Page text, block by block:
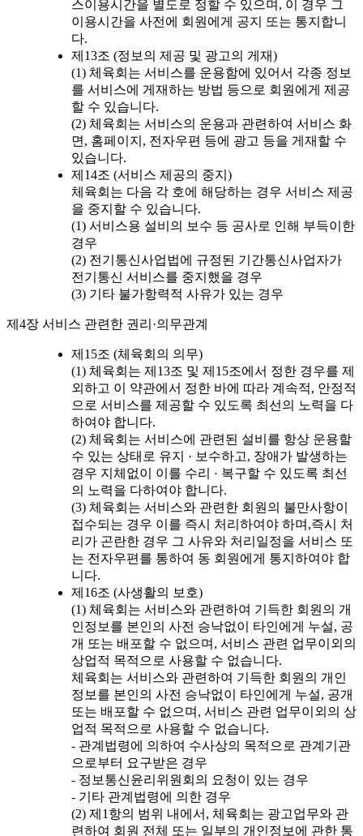
스이용시간을 별도로 정할 수 있으며, 이 경우 그
이용시간을 사전에 회원에게 공지 또는 통지합니
다.
제13조 (정보의 제공 및 광고의 게재)
(1) 체육회는 서비스를 운용함에 있어서 각종 정보
를 서비스에 게재하는 방법 등으로 회원에게 제공
할 수 있습니다.
(2) 체육회는 서비스의 운용과 관련하여 서비스 화
면, 홈페이지, 전자우편 등에 광고 등을 게재할 수
있습니다.
제14조 (서비스 제공의 중지)
체육회는 다음 각 호에 해당하는 경우 서비스 제공
을 중지할 수 있습니다.
(1) 서비스용 설비의 보수 등 공사로 인해 부득이한
경우
(2) 전기통신사업법에 규정된 기간통신사업자가
전기통신 서비스를 중지했을 경우
(3) 기타 불가항력적 사유가 있는 경우
제4장 서비스 관련한 권리·의무관계
제15조 (체육회의 의무)
(1) 체육회는 제13조 및 제15조에서 정한 경우를 제
외하고 이 약관에서 정한 바에 따라 계속적, 안정적
으로 서비스를 제공할 수 있도록 최선의 노력을 다
하여야 합니다.
(2) 체육회는 서비스에 관련된 설비를 항상 운용할
수 있는 상태로 유지 · 보수하고, 장애가 발생하는
경우 지체없이 이를 수리 · 복구할 수 있도록 최선
의 노력을 다하여야 합니다.
(3) 체육회는 서비스와 관련한 회원의 불만사항이
접수되는 경우 이를 즉시 처리하여야 하며,즉시 처
리가 곤란한 경우 그 사유와 처리일정을 서비스 또
는 전자우편를 통하여 동 회원에게 통지하여야 합
니다.
제16조 (사생활의 보호)
(1) 체육회는 서비스와 관련하여 기득한 회원의 개
인정보를 본인의 사전 승낙없이 타인에게 누설, 공
개 또는 배포할 수 없으며, 서비스 관련 업무이외의
상업적 목적으로 사용할 수 없습니다.
체육회는 서비스와 관련하여 기득한 회원의 개인
정보를 본인의 사전 승낙없이 타인에게 누설, 공개
또는 배포할 수 없으며, 서비스 관련 업무이외의 상
업적 목적으로 사용할 수 없습니다.
- 관계법령에 의하여 수사상의 목적으로 관계기관
으로부터 요구받은 경우
- 정보통신윤리위원회의 요청이 있는 경우
- 기타 관계법령에 의한 경우
(2) 제1항의 범위 내에서, 체육회는 광고업무와 관
련하여 회원 전체 또는 일부의 개인정보에 관한 통